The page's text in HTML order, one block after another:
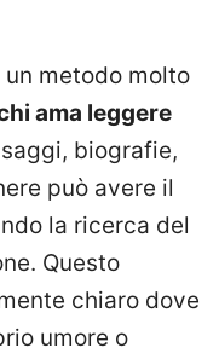
un metodo molto
ama leggere
biografie,
può avere il
la ricerca del
Questo
chiaro dove
umore o